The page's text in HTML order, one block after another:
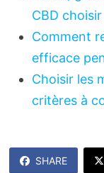
CBD
Comment
efficace
Choisir les
critères à
SHARE